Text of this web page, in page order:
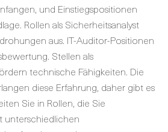
und Einstiegspositionen
Rollen als Sicherheitsanalyst
aus. IT-Auditor-Positionen
Stellen als
technische Fähigkeiten. Die
diese Erfahrung, daher gibt es
Sie in Rollen, die Sie
unterschiedlichen